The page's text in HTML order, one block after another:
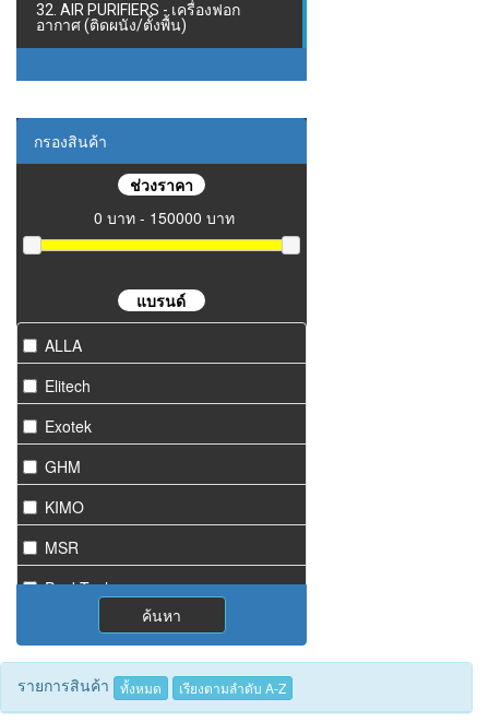
32. AIR PURIFIERS - เครื่องฟอก
อากาศ (ติดผนัง/ตั้งพื้น)
กรองสินค้า
ช่วงราคา
0 บาท - 150000 บาท
แบรนด์
ALLA
Elitech
Exotek
GHM
KIMO
MSR
PeakTech
Starmeter
Tecnimed
Woods
ค้นหา
รายการสินค้า ทั้งหมด เรียงตามลำดับ A-Z